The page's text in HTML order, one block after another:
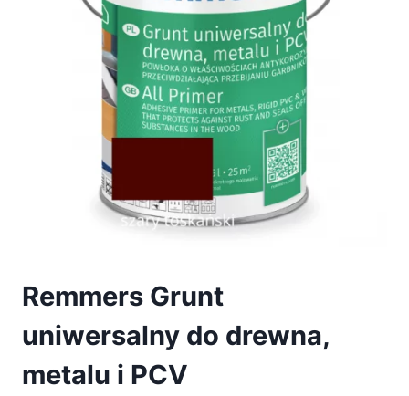
Remmers Grunt
uniwersalny do drewna,
metalu i PCV